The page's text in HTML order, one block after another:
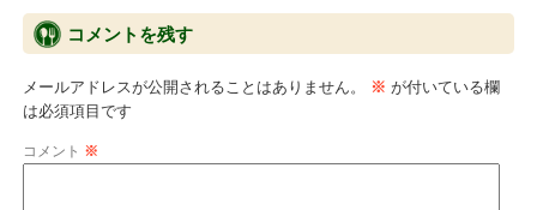
コメントを残す
メールアドレスが公開されることはありません。 ※ が付いている欄
は必須項目です
コメント ※